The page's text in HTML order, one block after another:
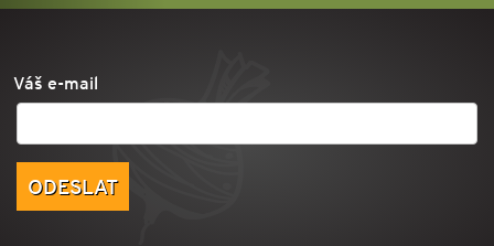
Váš e-mail